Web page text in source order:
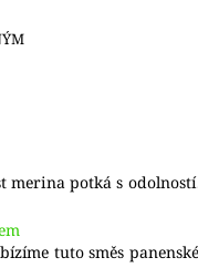
merina potká s
tuto směs